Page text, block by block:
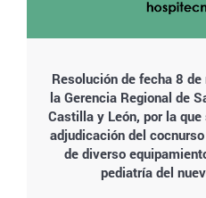
Resolución de fecha 8
la Gerencia Regional de
Castilla y León, por la
adjudicación del
de diverso
pediatría del